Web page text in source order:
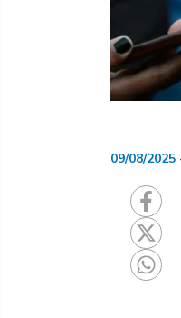
09/08/2025